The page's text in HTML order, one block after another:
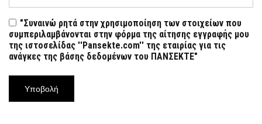
"Συναινώ ρητά στην χρησιμοποίηση των στοιχείων που
συμπεριλαμβάνονται στην φόρμα της αίτησης εγγραφής μου
της ιστοσελίδας ''Pansekte.com'' της εταιρίας για τις
ανάγκες της βάσης δεδομένων του ΠΑΝΣΕΚΤΕ"